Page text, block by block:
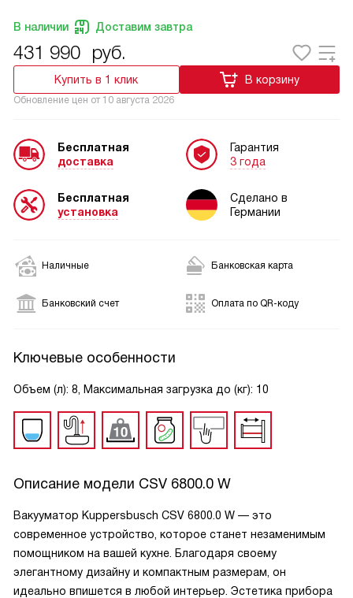
В наличии Доставим завтра
431 990 руб.
Купить в 1 клик В корзину
Обновление цен от 10 августа 2026
Бесплатная
доставка
Бесплатная
установка
Гарантия
3 года
Сделано в
Германии
Наличные Банковская карта
Банковский счет Оплата по QR-коду
Ключевые особенности
Объем (л): 8, Максимальная загрузка до (кг): 10
Описание модели CSV 6800.0 W
Вакууматор Kuppersbusch CSV 6800.0 W — это
современное устройство, которое станет незаменимым
помощником на вашей кухне. Благодаря своему
элегантному дизайну и компактным размерам, он
идеально впишется в любой интерьер. Эстетика прибора